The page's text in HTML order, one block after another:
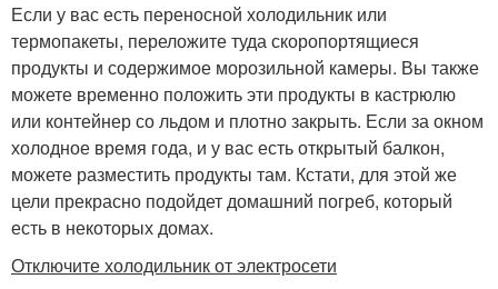
Если у вас есть переносной холодильник или
термопакеты, переложите туда скоропортящиеся
продукты и содержимое морозильной камеры. Вы также
можете временно положить эти продукты в кастрюлю
или контейнер со льдом и плотно закрыть. Если за окном
холодное время года, и у вас есть открытый балкон,
можете разместить продукты там. Кстати, для этой же
цели прекрасно подойдет домашний погреб, который
есть в некоторых домах.
Отключите холодильник от электросети